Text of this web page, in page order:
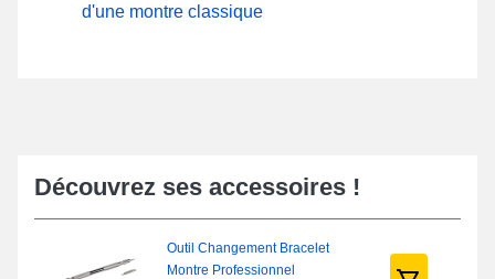
d'une montre classique
Découvrez ses accessoires !
Outil Changement Bracelet
Montre Professionnel